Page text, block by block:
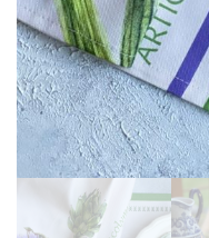
Martinmas Collection (3)
MASA ÖRTÜSÜ (4)
Mimas Collection (4)
Morris Collection (1)
Noi Collection (12)
Passion Flower (2)
Peçete (41)
Red Serenity (28)